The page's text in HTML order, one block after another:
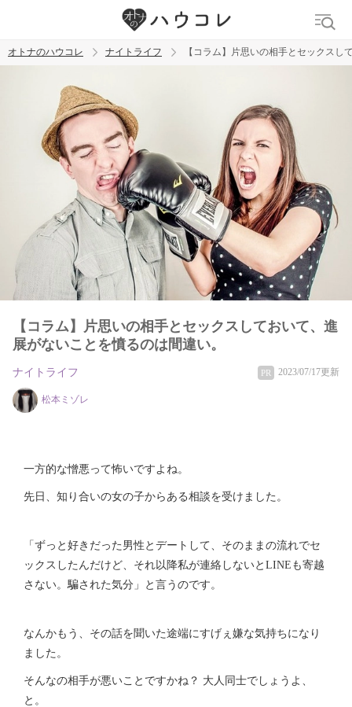
トレンド ワード
ラブグッズ 乳首 吸うやつ
オトナのハウコレ ナイトライフ 【コラム】片思いの相手とセックス
【コラム】片思いの相手とセックスしておいて、進
展がないことを憤るのは間違い。
ナイトライフ PR 2023/07/17更新
松本ミゾレ
一方的な憎悪って怖いですよね。
先日、知り合いの女の子からある相談を受けました。
「ずっと好きだった男性とデートして、そのままの流れでセ
ックスしたんだけど、それ以降私が連絡しないとLINEも寄越
さない。騙された気分」と言うのです。
なんかもう、その話を聞いた途端にすげぇ嫌な気持ちになり
ました。
そんなの相手が悪いことですかね？ 大人同士でしょうよ、
と。